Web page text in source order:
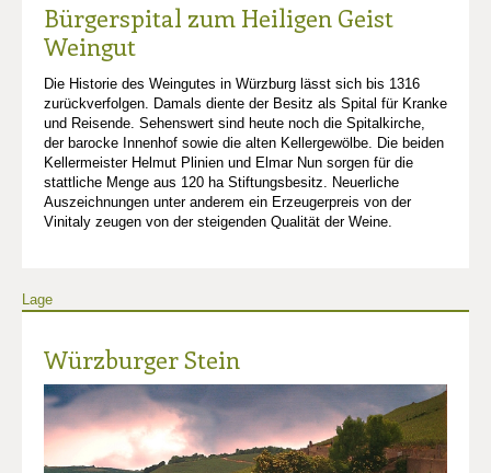
Bürgerspital zum Heiligen Geist
Weingut
Die Historie des Weingutes in Würzburg lässt sich bis 1316
zurückverfolgen. Damals diente der Besitz als Spital für Kranke
und Reisende. Sehenswert sind heute noch die Spitalkirche,
der barocke Innenhof sowie die alten Kellergewölbe. Die beiden
Kellermeister Helmut Plinien und Elmar Nun sorgen für die
stattliche Menge aus 120 ha Stiftungsbesitz. Neuerliche
Auszeichnungen unter anderem ein Erzeugerpreis von der
Vinitaly zeugen von der steigenden Qualität der Weine.
Lage
Würzburger Stein